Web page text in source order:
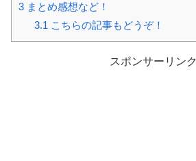
3 まとめ感想など！
3.1 こちらの記事もどうぞ！
スポンサーリンク